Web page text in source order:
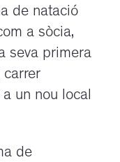
de natació
a sòcia,
seva primera
un nou local
de